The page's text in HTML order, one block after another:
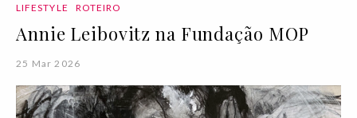
LIFESTYLE ROTEIRO
Annie Leibovitz na Fundação MOP
25 Mar 2026